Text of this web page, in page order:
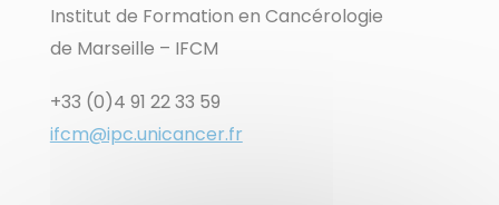
Institut de Formation en Cancérologie
de Marseille – IFCM
+33 (0)4 91 22 33 59
ifcm@ipc.unicancer.fr